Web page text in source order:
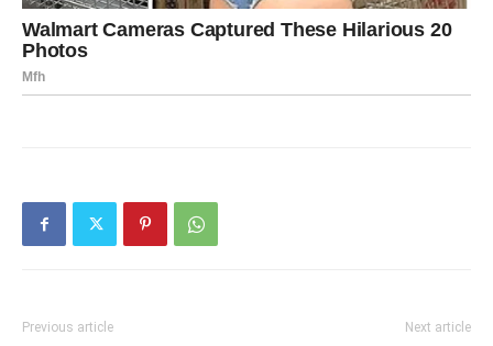
Previous article Next article